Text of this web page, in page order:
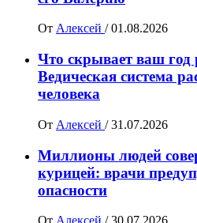
От Алексей / 01.08.2026
Что скрывает ваш год
Ведическая система
человека
От Алексей / 31.07.2026
Миллионы людей
курицей: врачи
опасности